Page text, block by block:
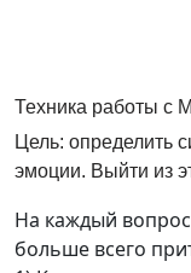
Техника работы с
Цель: определить
эмоции. Выйти из
На каждый
больше всего